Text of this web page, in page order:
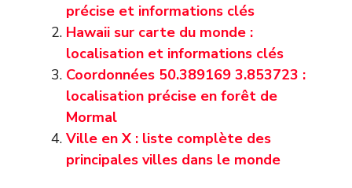
précise et informations clés
Hawaii sur carte du monde :
localisation et informations clés
Coordonnées 50.389169 3.853723 :
localisation précise en forêt de
Mormal
Ville en X : liste complète des
principales villes dans le monde